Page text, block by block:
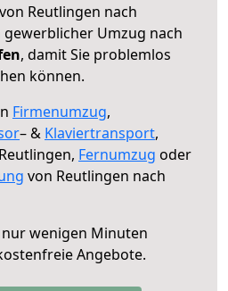
von Reutlingen nach
Umzug nach
, damit Sie problemlos
können.
Firmenumzug,
– & Klaviertransport,
Fernumzug oder
von Reutlingen nach
wenigen Minuten
Angebote.